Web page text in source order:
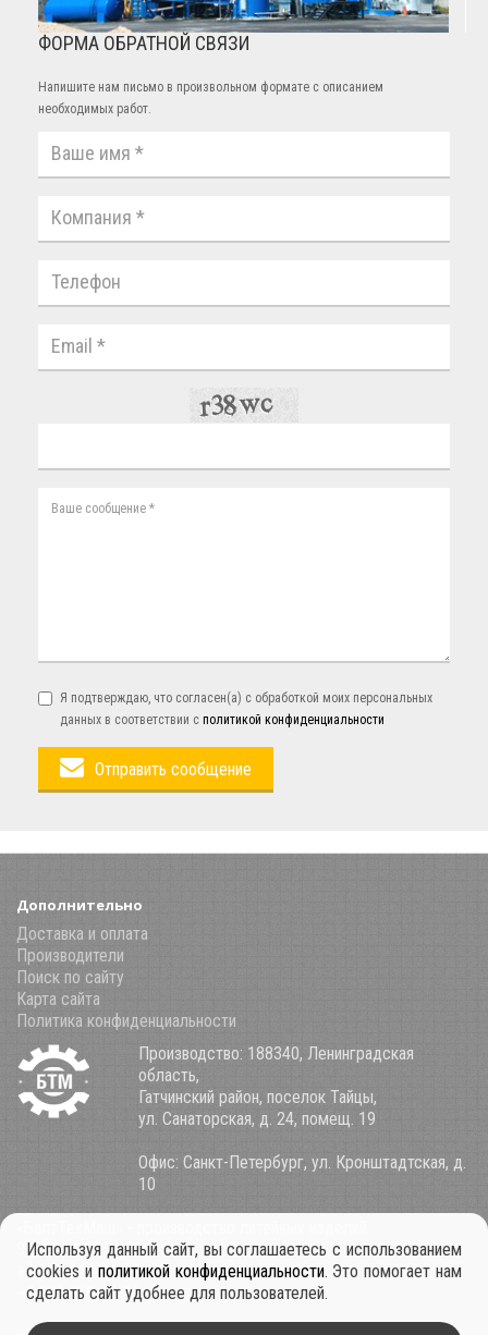
ФОРМА ОБРАТНОЙ СВЯЗИ
Напишите нам письмо в произвольном формате с описанием
необходимых работ.
Я подтверждаю, что согласен(а) с обработкой моих персональных
данных в соответствии с политикой конфиденциальности
Отправить сообщение
Дополнительно
Доставка и оплата
Производители
Поиск по сайту
Карта сайта
Политика конфиденциальности
Производство: 188340, Ленинградская
область,
Гатчинский район, поселок Тайцы,
ул. Санаторская, д. 24, помещ. 19
Офис: Санкт-Петербург, ул. Кронштадтская, д.
10
8 (800) 100-34-85
+7 921 911-39-53
+7 931 979-11-30
Используя данный сайт, вы соглашаетесь с использованием
cookies и политикой конфиденциальности. Это помогает нам
сделать сайт удобнее для пользователей.